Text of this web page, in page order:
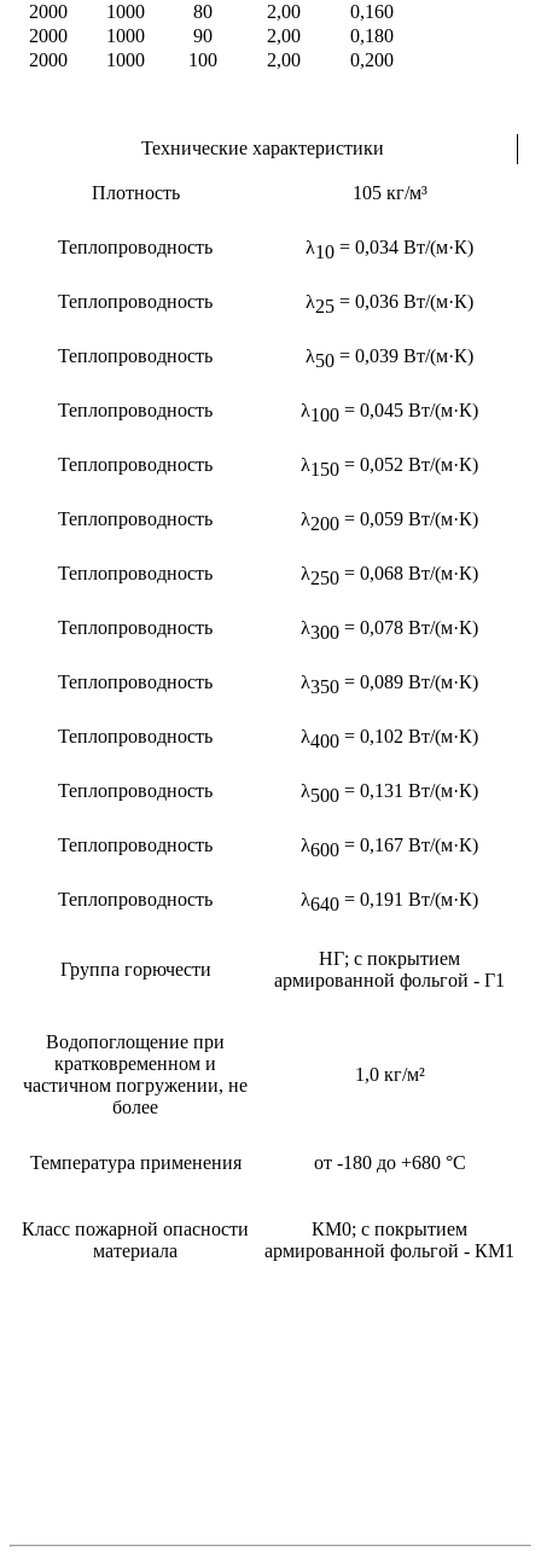
2000
1000 80 2,00
0,160
2000
1000 90 2,00
0,180
2000
1000 100 2,00 0,200
Технические характеристики
Плотность 105 кг/м³
Теплопроводность λ10 = 0,034 Вт/(м·К)
Теплопроводность λ25 = 0,036 Вт/(м·К)
Теплопроводность λ50 = 0,039 Вт/(м·К)
Теплопроводность λ100 = 0,045 Вт/(м·К)
Теплопроводность λ150 = 0,052 Вт/(м·К)
Теплопроводность λ200 = 0,059 Вт/(м·К)
Теплопроводность λ250 = 0,068 Вт/(м·К)
Теплопроводность λ300 = 0,078 Вт/(м·К)
Теплопроводность λ350 = 0,089 Вт/(м·К)
Теплопроводность λ400 = 0,102 Вт/(м·К)
Теплопроводность λ500 = 0,131 Вт/(м·К)
Теплопроводность λ600 = 0,167 Вт/(м·К)
Теплопроводность λ640 = 0,191 Вт/(м·К)
Группа горючести
НГ; с покрытием
армированной фольгой - Г1
Водопоглощение при
кратковременном и
частичном погружении, не
более
1,0 кг/м²
Температура применения от -180 до +680 °С
Класс пожарной опасности
материала
КМ0; с покрытием
армированной фольгой - КМ1